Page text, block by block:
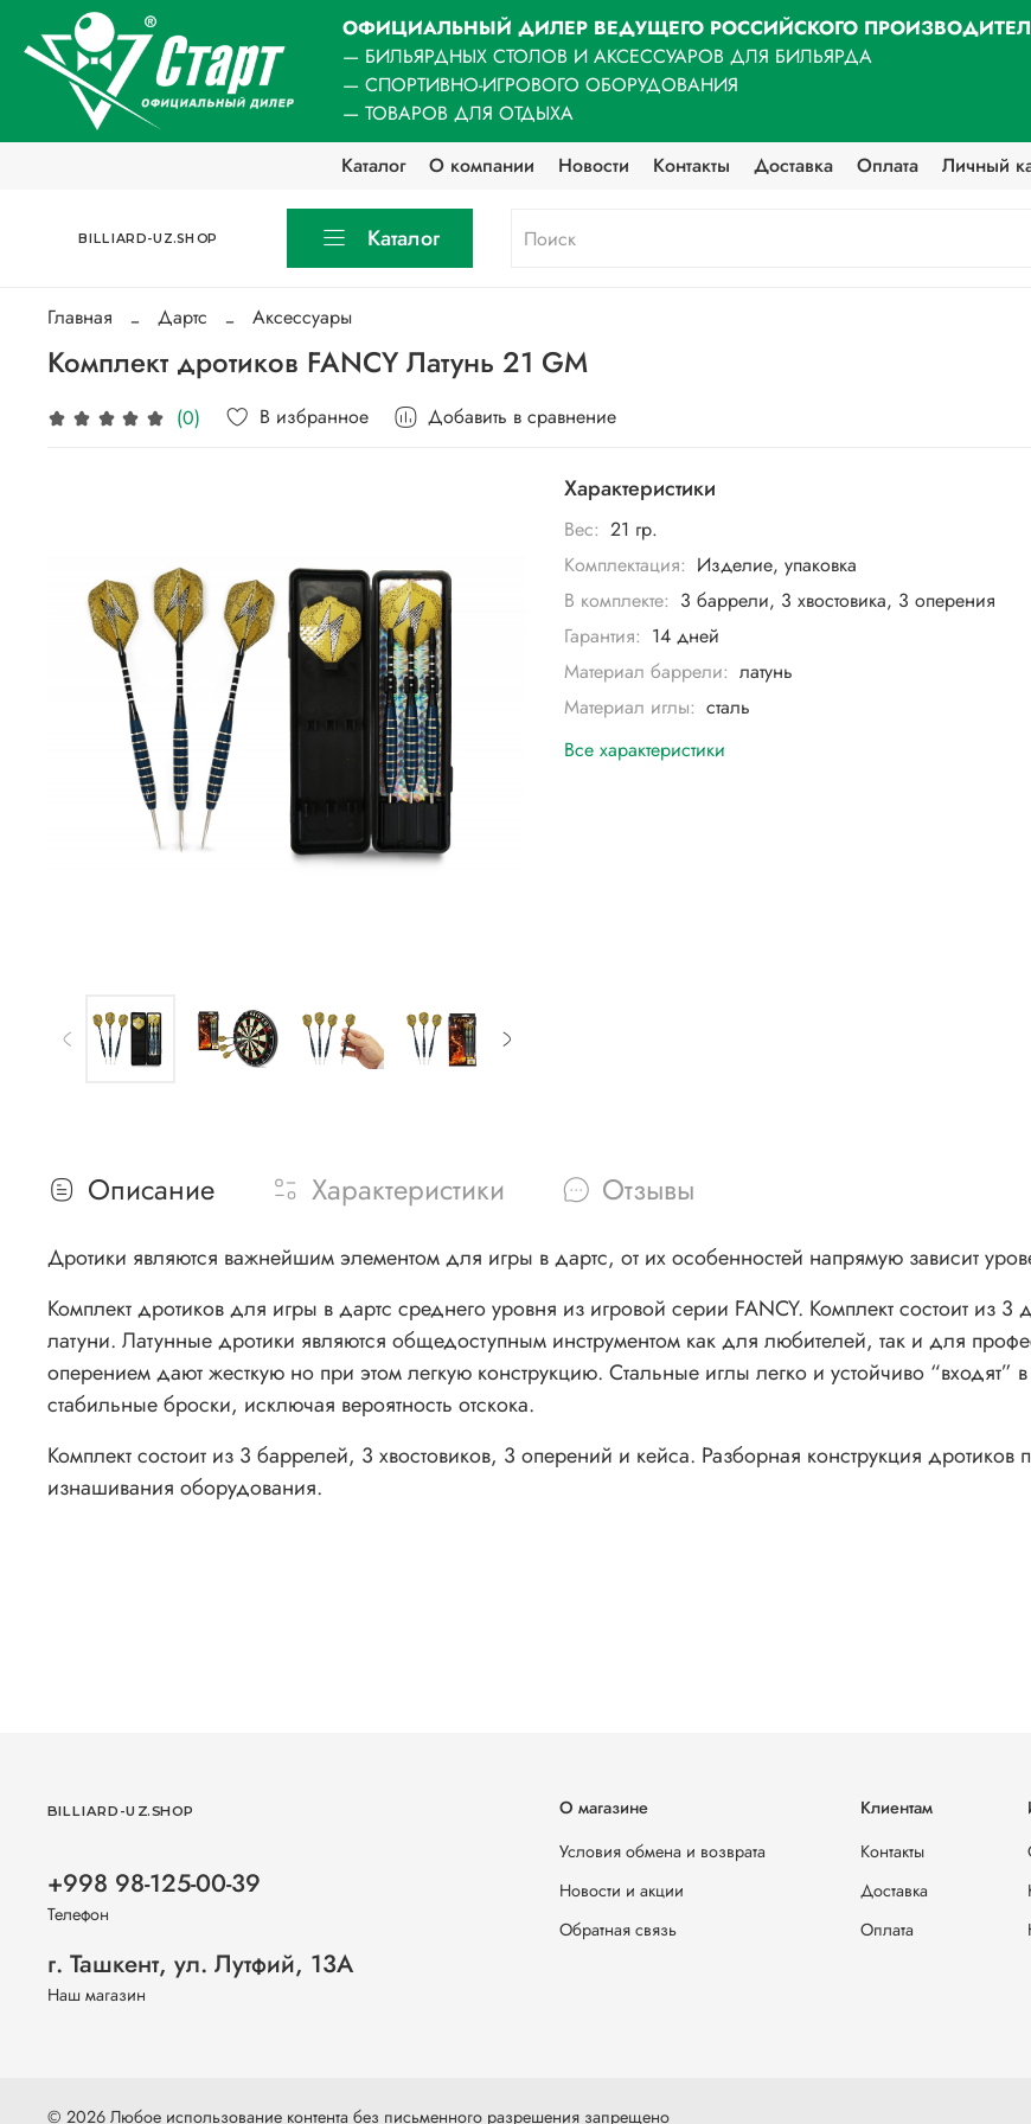
ОФИЦИАЛЬНЫЙ ДИЛЕР ВЕДУЩЕГО РОССИЙСКОГО
— БИЛЬЯРДНЫХ СТОЛОВ И АКСЕССУАРОВ ДЛЯ БИЛЬЯРДА
— СПОРТИВНО-ИГРОВОГО ОБОРУДОВАНИЯ
— ТОВАРОВ ДЛЯ ОТДЫХА
Каталог
О компании Новости Контакты Доставка Оплата Личный
BILLIARD-UZ.SHOP Каталог
Главная Дартс Аксессуары
Комплект дротиков FANCY Латунь 21 GM
(0) В избранное Добавить в сравнение
Характеристики
Вес: 21 гр.
Комплектация: Изделие, упаковка
В комплекте: 3 баррели, 3 хвостовика, 3 оперения
Гарантия: 14 дней
Материал баррели: латунь
Материал иглы: сталь
Все характеристики
Описание Характеристики Отзывы
Дротики являются важнейшим элементом для игры в дартс, от их особенностей напрямую зависит
Комплект дротиков для игры в дартс среднего уровня из игровой серии FANCY. Комплект состоит из
латуни. Латунные дротики являются общедоступным инструментом как для любителей, так и для
оперением дают жесткую но при этом легкую конструкцию. Стальные иглы легко и устойчиво “входят”
стабильные броски, исключая вероятность отскока.
Комплект состоит из 3 баррелей, 3 хвостовиков, 3 оперений и кейса. Разборная конструкция дротиков
изнашивания оборудования.
О магазине
Условия обмена и возврата
Новости и акции
Обратная связь
Клиентам
Контакты
Доставка
Оплата
BILLIARD-UZ.SHOP
+998 98-125-00-39
Телефон
г. Ташкент, ул. Лутфий, 13А
Наш магазин
© 2026 Любое использование контента без письменного разрешения запрещено